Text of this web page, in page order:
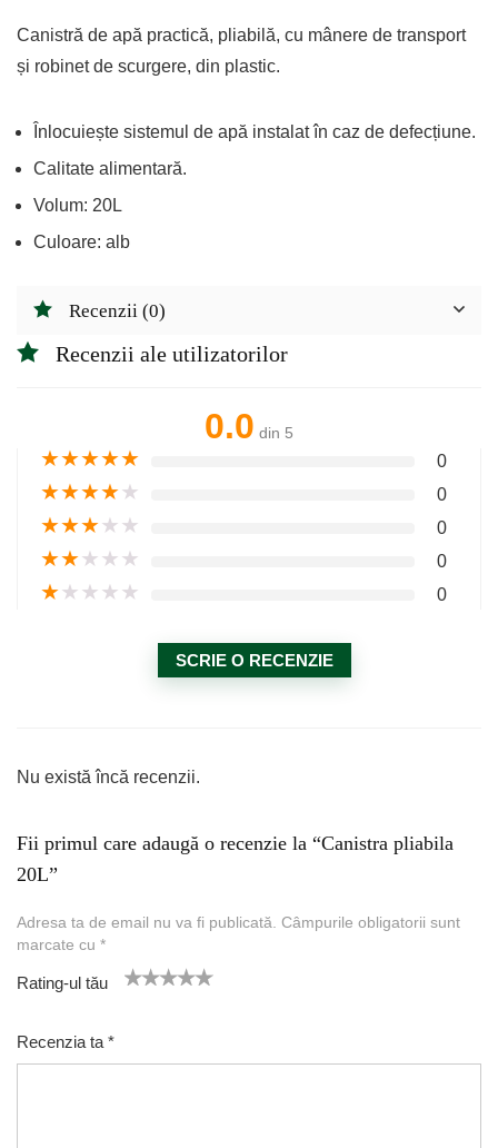
Canistră de apă practică, pliabilă, cu mânere de transport
și robinet de scurgere, din plastic.
Înlocuiește sistemul de apă instalat în caz de defecțiune.
Calitate alimentară.
Volum: 20L
Culoare: alb
Recenzii (0)
Recenzii ale utilizatorilor
0.0 din 5
★★★★★ 0
★★★★★ 0
★★★★★ 0
★★★★★ 0
★★★★★ 0
SCRIE O RECENZIE
Nu există încă recenzii.
Fii primul care adaugă o recenzie la “Canistra pliabila
20L”
Adresa ta de email nu va fi publicată. Câmpurile obligatorii sunt
marcate cu *
Rating-ul tău
5
star
Recenzia ta *